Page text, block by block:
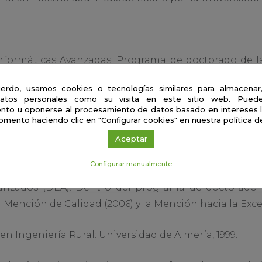
Avanzadas: Programa de doctorado de
el Ministerio de Educación y Ciencia (2006) y
«Sistema de Telemetría a Larga Distancia
los profesores José A. Gázquez Parra y Juan A.
(DEA): Dentro del programa de doctorado
de Calidad (2006) y la Mención hacia la
Ingeniería Rural: Universidad de Almería, 1999.
usamos cookies o tecnologías similares para
personales como su visita en este sitio web.
u oponerse al procesamiento de datos basado en intereses
haciendo clic en "Configurar cookies" en nuestra política
Aceptar
Configurar manualmente